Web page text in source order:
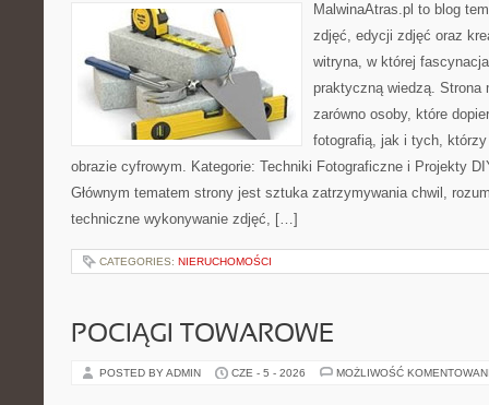
MalwinaAtras.pl to blog
zdjęć, edycji zdjęć oraz
witryna, w której
praktyczną wiedzą. Strona
zarówno osoby, które
fotografią, jak i tych,
obrazie cyfrowym. Kategorie: Techniki Fotograficzne i Projekty
Głównym tematem strony jest sztuka zatrzymywania chwil,
techniczne wykonywanie zdjęć, […]
CATEGORIES: NIERUCHOMOŚCI
POCIĄGI TOWAROWE
POSTED BY ADMIN CZE - 5 - 2026 MOŻLIWOŚĆ